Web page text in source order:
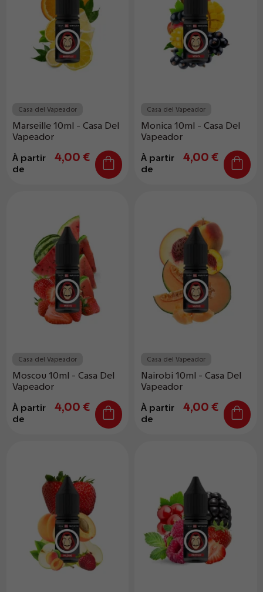
Casa del Vapeador
Marseille 10ml - Casa Del
Vapeador
À partir
de
4,00 €
Casa del Vapeador
Monica 10ml - Casa Del
Vapeador
À partir
de
4,00 €
Casa del Vapeador
Moscou 10ml - Casa Del
Vapeador
À partir
de
4,00 €
Casa del Vapeador
Nairobi 10ml - Casa Del
Vapeador
À partir
de
4,00 €